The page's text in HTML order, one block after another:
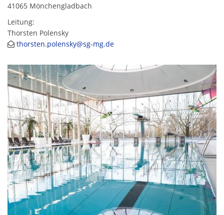
41065 Mönchengladbach
Leitung:
Thorsten Polensky
thorsten.polensky@sg-mg.de